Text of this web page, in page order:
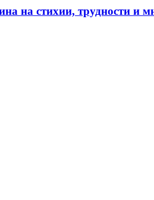
на стихии, трудности и